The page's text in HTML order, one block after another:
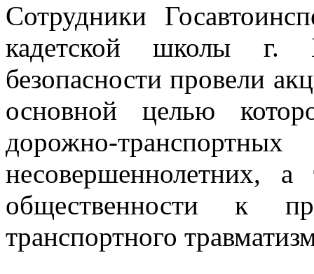
Сотрудники
кадетской школы г.
безопасности провели
основной целью
дорожно-
несовершеннолетних,
общественности к
транспортного